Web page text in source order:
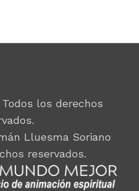
los derechos
Lluesma Soriano
reservados.